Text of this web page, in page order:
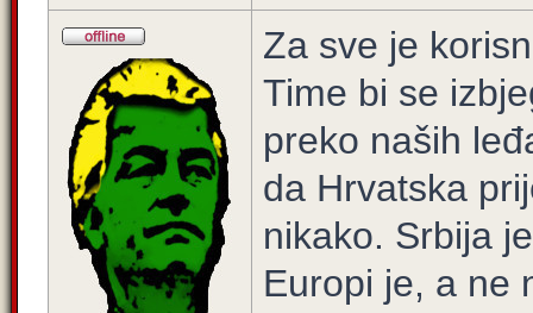
Za sve je
Time bi se
preko naših
da Hrvatska
nikako. Srbija
Europi je, a ne